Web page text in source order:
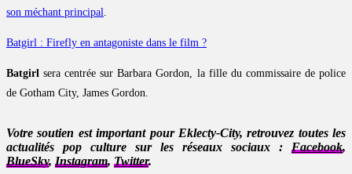
son méchant principal.
Batgirl : Firefly en antagoniste dans le film ?
Batgirl sera centrée sur Barbara Gordon, la fille du commissaire de police
de Gotham City, James Gordon.
Votre soutien est important pour Eklecty-City, retrouvez toutes les
actualités pop culture sur les réseaux sociaux : Facebook,
BlueSky, Instagram, Twitter.